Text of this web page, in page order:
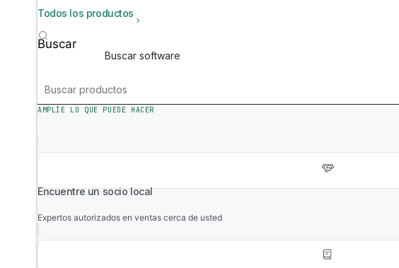
Todos los productos
Buscar
AMPLÍE LO QUE PUEDE HACER
Encuentre un socio local
Expertos autorizados en ventas cerca de usted